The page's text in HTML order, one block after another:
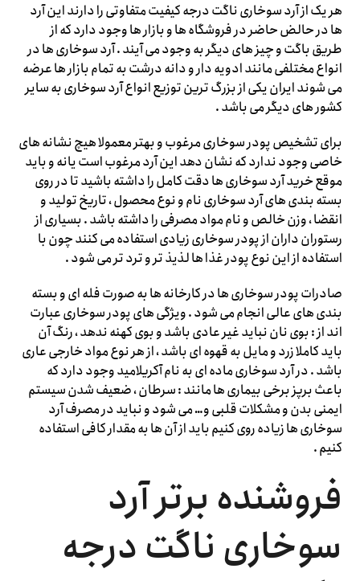
هر یک از آرد سوخاری ناگت درجه کیفیت متفاوتی را دارند این آرد
ها در حالض حاضر در فروشگاه ها و بازار ها وجود دارد که از
طریق باگت و چیز های دیگر به وجود می آیند . آرد سوخاری ها در
انواع مختلفی مانند ادویه دار و دانه درشت به تمام بازار ها عرضه
می شوند ایران یکی از بزرگ ترین توزیع انواع آرد سوخاری به سایر
کشور های دیگر می باشد .
برای تشخیص پودر سوخاری مرغوب و بهتر معمولا هیچ نشانه های
خاصی وجود ندارد که نشان دهد این آرد مرغوب است یانه و باید
موقع خرید آرد سوخاری ها دقت کامل را داشته باشید تا در روی
بسته بندی های آرد سوخاری نام و نوع محصول ، تاریخ تولید و
انقضا ، وزن خالص و نام مواد مصرفی را داشته باشد . بسیاری از
رستوران داران از پودر سوخاری زیادی استفاده می کنند چون با
استفاده از این نوع پودر غذا ها لذیذ تر و ترد تر می شود .
صادرات پودر سوخاری ها در کارخانه ها به صورت فله ای و بسته
بندی های عالی انجام می شود . ویژگی های پودر سوخاری عبارت
اند از : بوی نان نباید غیر عادی باشد و بوی کهنه ندهد ، رنگ آن
باید کاملا زرد و مایل به قهوه ای باشد ، از هر نوع مواد خارجی عاری
باشد . در آرد سوخاری ماده ای به نام آکریلامید وجود دارد که
باعث برپز برخی بیماری ها مانند : سرطان ، ضعیف شدن سیستم
ایمنی بدن و مشکلات قلبی و… می شود و نباید در مصرف آرد
سوخاری ها زیاده روی کنیم باید از آن ها به مقدار کافی استفاده
کنیم .
فروشنده برتر آرد
سوخاری ناگت درجه